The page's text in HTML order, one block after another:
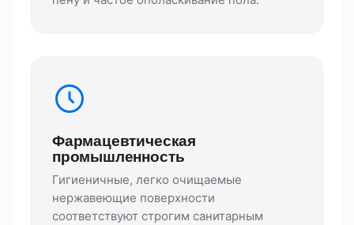
Фармацевтическая
промышленность
Гигиеничные, легко очищаемые
нержавеющие поверхности
соответствуют строгим санитарным